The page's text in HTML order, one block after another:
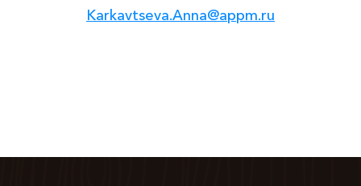
Karkavtseva.Anna@appm.ru